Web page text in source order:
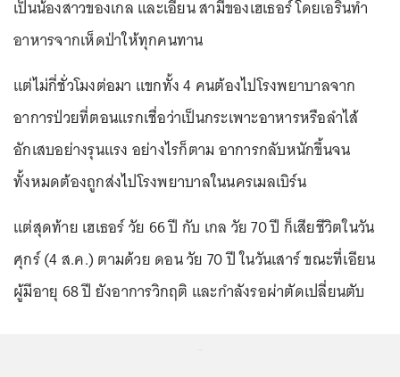
เป็นน้องสาวของเกล และเอียน สามีของเฮเธอร์ โดยเอรินทำ
อาหารจากเห็ดป่าให้ทุกคนทาน
แต่ไม่กี่ชั่วโมงต่อมา แขกทั้ง 4 คนต้องไปโรงพยาบาลจาก
อาการป่วยที่ตอนแรกเชื่อว่าเป็นกระเพาะอาหารหรือลำไส้
อักเสบอย่างรุนแรง อย่างไรก็ตาม อาการกลับหนักขึ้นจน
ทั้งหมดต้องถูกส่งไปโรงพยาบาลในนครเมลเบิร์น
แต่สุดท้าย เฮเธอร์ วัย 66 ปี กับ เกล วัย 70 ปี ก็เสียชีวิตในวัน
ศุกร์ (4 ส.ค.) ตามด้วย ดอน วัย 70 ปี ในวันเสาร์ ขณะที่เอียน
ผู้มีอายุ 68 ปี ยังอาการวิกฤติ และกำลังรอผ่าตัดเปลี่ยนตับ